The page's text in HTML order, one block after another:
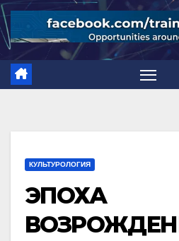
КУЛЬТУРОЛОГИЯ
ЭПОХА